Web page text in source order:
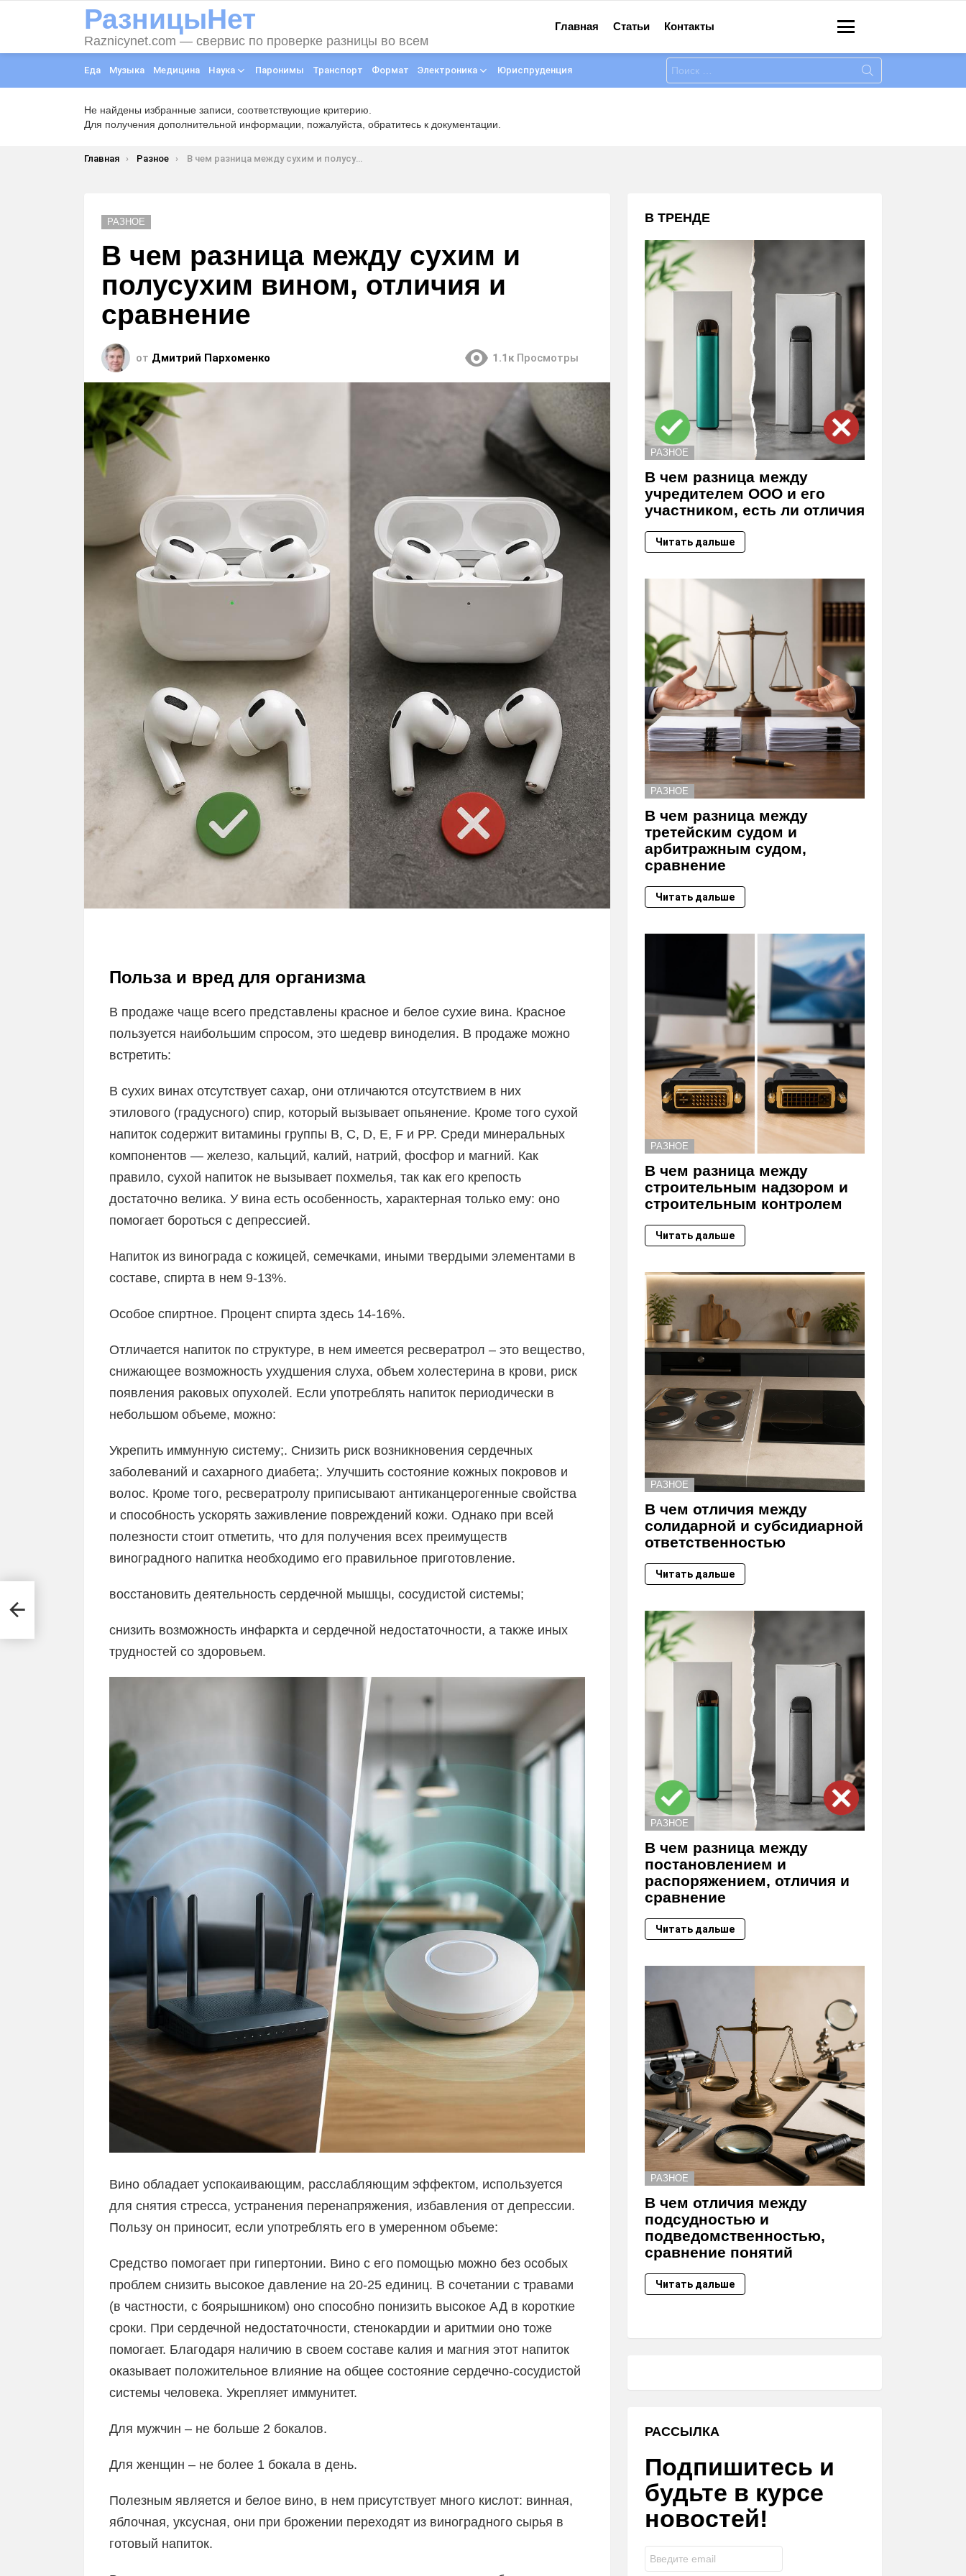
РазницыНет
Raznicynet.com — свервис по проверке разницы во всем
Главная Статьи Контакты
Еда Музыка Медицина Наука Паронимы Транспорт Формат Электроника Юриспруденция
Искать:
Не найдены избранные записи, соответствующие критерию.
Для получения дополнительной информации, пожалуйста, обратитесь к документации.
Вы здесь:
Главная Разное В чем разница между сухим и полусухим вином, отличия и сравнение
РАЗНОЕ
В чем разница между сухим и
полусухим вином, отличия и
сравнение
от Дмитрий Пархоменко 1.1к Просмотры
Польза и вред для организма
В продаже чаще всего представлены красное и белое сухие вина. Красное
пользуется наибольшим спросом, это шедевр виноделия. В продаже можно
встретить:
В сухих винах отсутствует сахар, они отличаются отсутствием в них
этилового (градусного) спир, который вызывает опьянение. Кроме того сухой
напиток содержит витамины группы B, C, D, E, F и PP. Среди минеральных
компонентов — железо, кальций, калий, натрий, фосфор и магний. Как
правило, сухой напиток не вызывает похмелья, так как его крепость
достаточно велика. У вина есть особенность, характерная только ему: оно
помогает бороться с депрессией.
Напиток из винограда с кожицей, семечками, иными твердыми элементами в
составе, спирта в нем 9-13%.
Особое спиртное. Процент спирта здесь 14-16%.
Отличается напиток по структуре, в нем имеется ресвератрол – это вещество,
снижающее возможность ухудшения слуха, объем холестерина в крови, риск
появления раковых опухолей. Если употреблять напиток периодически в
небольшом объеме, можно:
Укрепить иммунную систему;. Снизить риск возникновения сердечных
заболеваний и сахарного диабета;. Улучшить состояние кожных покровов и
волос. Кроме того, ресвератролу приписывают антиканцерогенные свойства
и способность ускорять заживление повреждений кожи. Однако при всей
полезности стоит отметить, что для получения всех преимуществ
виноградного напитка необходимо его правильное приготовление.
восстановить деятельность сердечной мышцы, сосудистой системы;
снизить возможность инфаркта и сердечной недостаточности, а также иных
трудностей со здоровьем.
Вино обладает успокаивающим, расслабляющим эффектом, используется
для снятия стресса, устранения перенапряжения, избавления от депрессии.
Пользу он приносит, если употреблять его в умеренном объеме:
Средство помогает при гипертонии. Вино с его помощью можно без особых
проблем снизить высокое давление на 20-25 единиц. В сочетании с травами
(в частности, с боярышником) оно способно понизить высокое АД в короткие
сроки. При сердечной недостаточности, стенокардии и аритмии оно тоже
помогает. Благодаря наличию в своем составе калия и магния этот напиток
оказывает положительное влияние на общее состояние сердечно-сосудистой
системы человека. Укрепляет иммунитет.
Для мужчин – не больше 2 бокалов.
Для женщин – не более 1 бокала в день.
Полезным является и белое вино, в нем присутствует много кислот: винная,
яблочная, уксусная, они при брожении переходят из виноградного сырья в
готовый напиток.
В ТРЕНДЕ
РАЗНОЕ
В чем разница между
учредителем ООО и его
участником, есть ли отличия
Читать дальше
РАЗНОЕ
В чем разница между
третейским судом и
арбитражным судом,
сравнение
Читать дальше
РАЗНОЕ
В чем разница между
строительным надзором и
строительным контролем
Читать дальше
РАЗНОЕ
В чем отличия между
солидарной и субсидиарной
ответственностью
Читать дальше
РАЗНОЕ
В чем разница между
постановлением и
распоряжением, отличия и
сравнение
Читать дальше
РАЗНОЕ
В чем отличия между
подсудностью и
подведомственностью,
сравнение понятий
Читать дальше
РАССЫЛКА
Подпишитесь и
будьте в курсе
новостей!